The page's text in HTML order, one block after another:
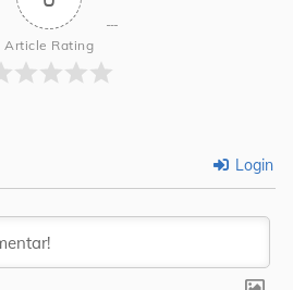
Article Rating
Login